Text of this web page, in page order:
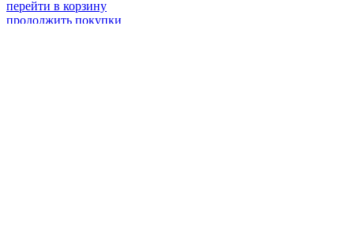
перейти в корзину
продолжить покупки